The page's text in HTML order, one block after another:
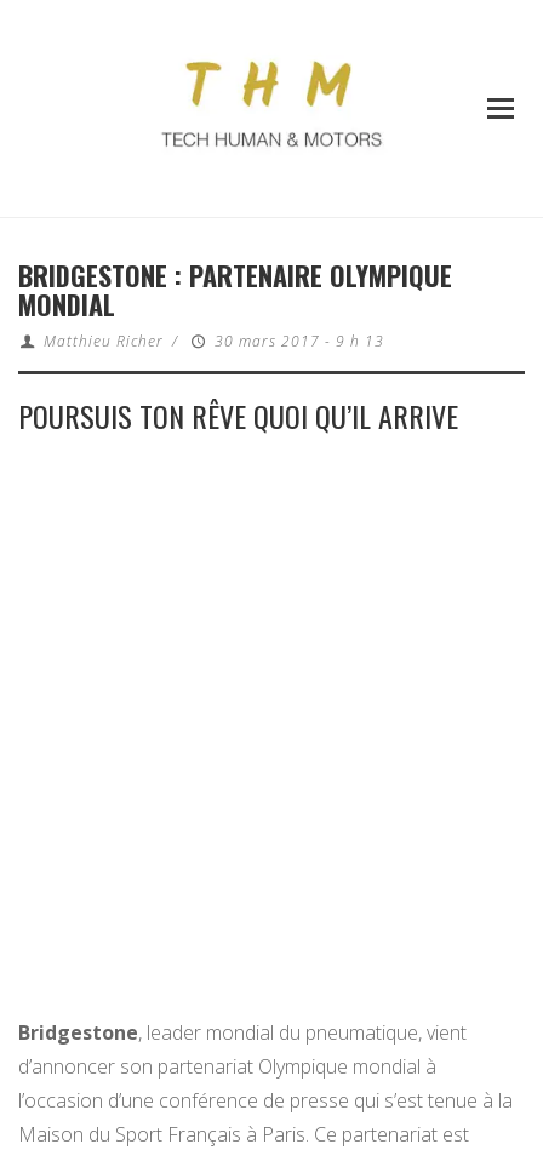
BRIDGESTONE : PARTENAIRE OLYMPIQUE
MONDIAL
Matthieu Richer / 30 mars 2017 - 9 h 13
POURSUIS TON RÊVE QUOI QU’IL ARRIVE
Bridgestone, leader mondial du pneumatique, vient
d’annoncer son partenariat Olympique mondial à
l’occasion d’une conférence de presse qui s’est tenue à la
Maison du Sport Français à Paris. Ce partenariat est